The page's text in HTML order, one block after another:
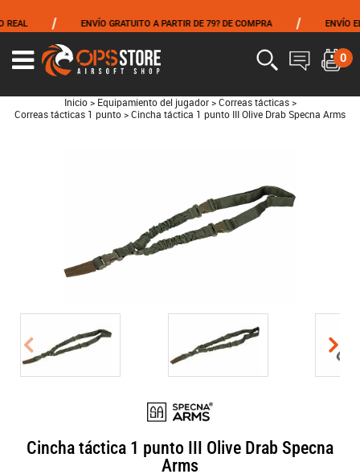
ENVÍO GRATUITO A PARTIR DE 79? DE COMPRA ENVÍO EL
0
Inicio > Equipamiento del jugador > Correas tácticas >
Correas tácticas 1 punto > Cincha táctica 1 punto III Olive Drab Specna Arms
Cincha táctica 1 punto III Olive Drab Specna
Arms